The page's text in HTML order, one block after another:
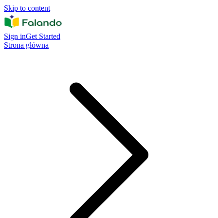
Skip to content
Sign inGet Started
Strona główna